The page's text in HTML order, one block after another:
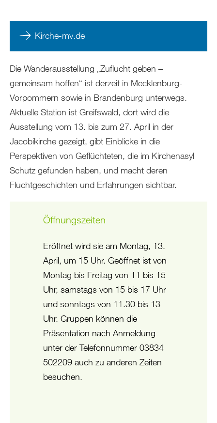
Kirche-mv.de
Die Wanderausstellung „Zuflucht geben –
gemeinsam hoffen“ ist derzeit in Mecklenburg-
Vorpommern sowie in Brandenburg unterwegs.
Aktuelle Station ist Greifswald, dort wird die
Ausstellung vom 13. bis zum 27. April in der
Jacobikirche gezeigt, gibt Einblicke in die
Perspektiven von Geflüchteten, die im Kirchenasyl
Schutz gefunden haben, und macht deren
Fluchtgeschichten und Erfahrungen sichtbar.
Öffnungszeiten
Eröffnet wird sie am Montag, 13.
April, um 15 Uhr. Geöffnet ist von
Montag bis Freitag von 11 bis 15
Uhr, samstags von 15 bis 17 Uhr
und sonntags von 11.30 bis 13
Uhr. Gruppen können die
Präsentation nach Anmeldung
unter der Telefonnummer 03834
502209 auch zu anderen Zeiten
besuchen.